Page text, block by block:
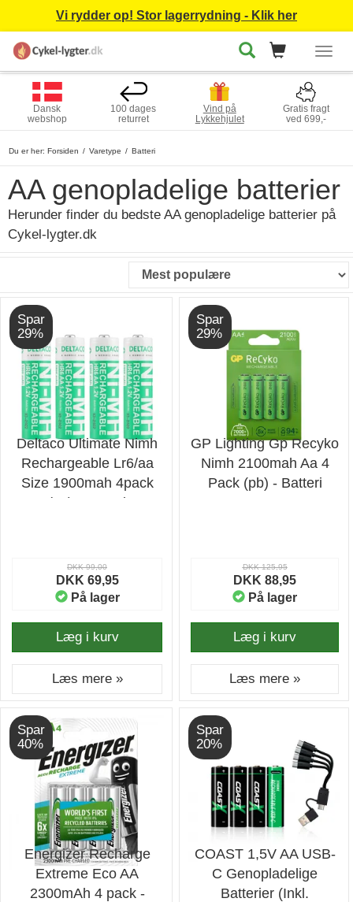
Vi rydder op! Stor lagerrydning - Klik her
Dansk
webshop
100 dages
returret
Vind på
Lykkehjulet
Gratis fragt
ved 699,-
Du er her: Forsiden Varetype Batteri
AA genopladelige batterier
Herunder finder du bedste AA genopladelige batterier på
Cykel-lygter.dk
Spar
29%
Deltaco Ultimate Nimh
Rechargeable Lr6/aa
Size 1900mah 4pack
(sg) - Batteri
DKK 99,00
DKK 69,95
På lager
Læg i kurv
Læs mere »
Spar
29%
GP Lighting Gp Recyko
Nimh 2100mah Aa 4
Pack (pb) - Batteri
DKK 125,95
DKK 88,95
På lager
Læg i kurv
Læs mere »
Spar
40%
Energizer Recharge
Extreme Eco AA
2300mAh 4 pack -
Spar
20%
COAST 1,5V AA USB-
C Genopladelige
Batterier (Inkl.